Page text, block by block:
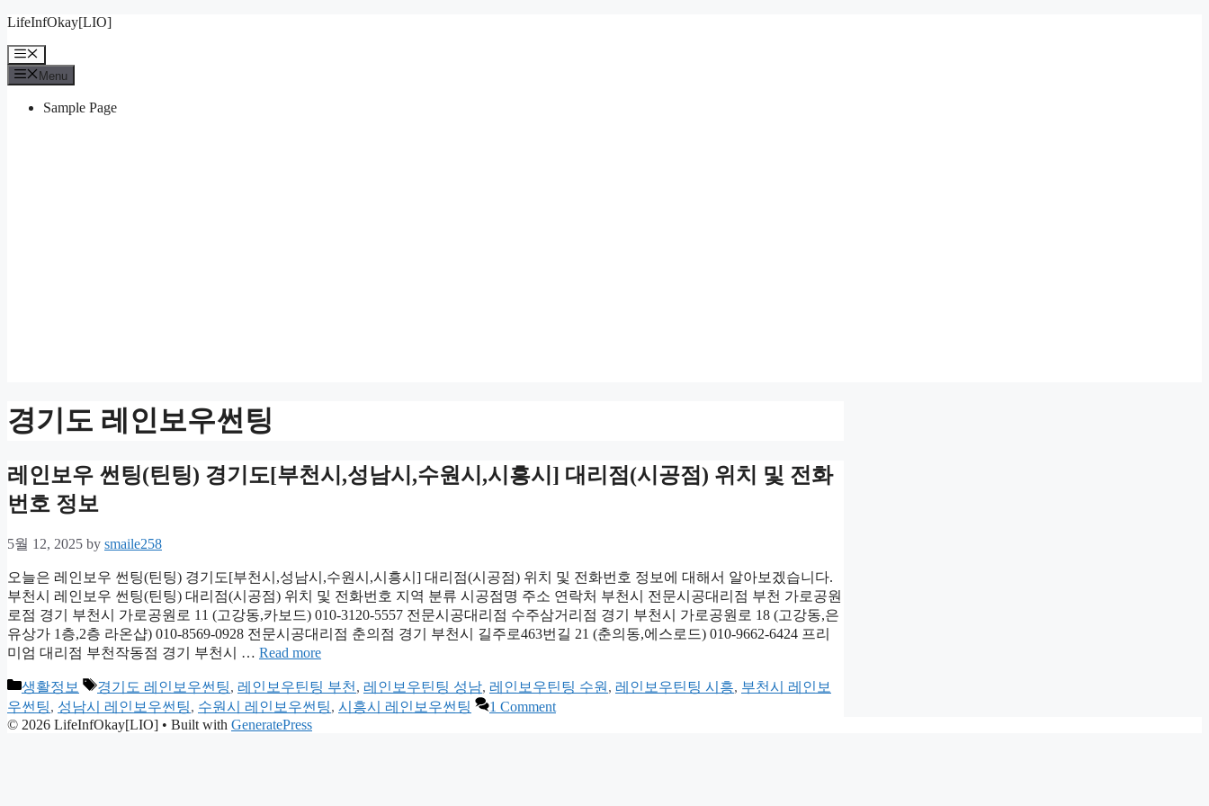
Skip
content
LifeInfOkay[LIO]
Menu
Menu
Sample Page
경기도 레인보우썬팅
레인보우 썬팅(틴팅) 경기도[부천시,성남시,수원시,시흥시] 대리점(시공점) 위치 및 전화
번호 정보
5월 12, 2025 by smaile258
오늘은 레인보우 썬팅(틴팅) 경기도[부천시,성남시,수원시,시흥시] 대리점(시공점) 위치 및 전화번호 정보에 대해서 알아보겠습니다.
부천시 레인보우 썬팅(틴팅) 대리점(시공점) 위치 및 전화번호 지역 분류 시공점명 주소 연락처 부천시 전문시공대리점 부천 가로공원
로점 경기 부천시 가로공원로 11 (고강동,카보드) 010-3120-5557 전문시공대리점 수주삼거리점 경기 부천시 가로공원로 18 (고강동,은
유상가 1층,2층 라온샵) 010-8569-0928 전문시공대리점 춘의점 경기 부천시 길주로463번길 21 (춘의동,에스로드) 010-9662-6424 프리
미엄 대리점 부천작동점 경기 부천시 … Read more
Categories
생활정보 Tags
경기도 레인보우썬팅, 레인보우틴팅 부천, 레인보우틴팅 성남, 레인보우틴팅 수원, 레인보우틴팅 시흥, 부천시 레인보
우썬팅, 성남시 레인보우썬팅, 수원시 레인보우썬팅, 시흥시 레인보우썬팅
1 Comment
© 2026 LifeInfOkay[LIO] • Built with GeneratePress